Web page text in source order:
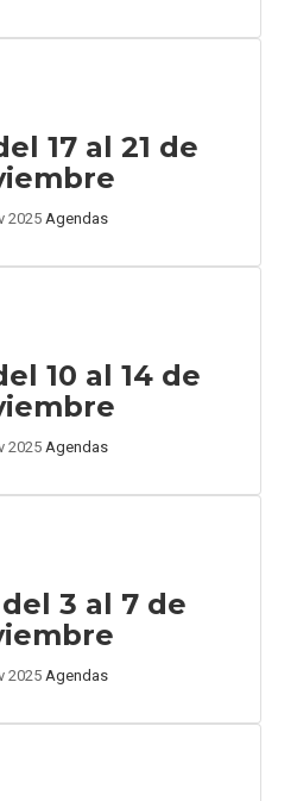
17 al 21 de
2025 Agendas
10 al 14 de
2025Agendas
3 al 7 de
2025Agendas